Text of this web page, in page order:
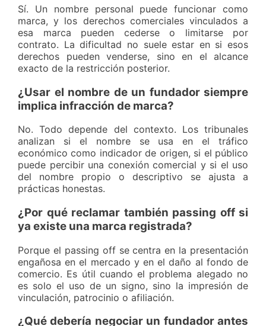
Sí. Un nombre personal puede funcionar como
marca, y los derechos comerciales vinculados a
esa marca pueden cederse o limitarse por
contrato. La dificultad no suele estar en si esos
derechos pueden venderse, sino en el alcance
exacto de la restricción posterior.
¿Usar el nombre de un fundador siempre
implica infracción de marca?
No. Todo depende del contexto. Los tribunales
analizan si el nombre se usa en el tráfico
económico como indicador de origen, si el público
puede percibir una conexión comercial y si el uso
del nombre propio o descriptivo se ajusta a
prácticas honestas.
¿Por qué reclamar también passing off si
ya existe una marca registrada?
Porque el passing off se centra en la presentación
engañosa en el mercado y en el daño al fondo de
comercio. Es útil cuando el problema alegado no
es solo el uso de un signo, sino la impresión de
vinculación, patrocinio o afiliación.
¿Qué debería negociar un fundador antes